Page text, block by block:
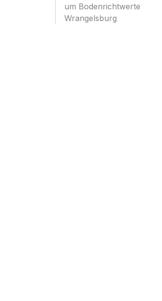
um Bodenrichtwerte
Wrangelsburg